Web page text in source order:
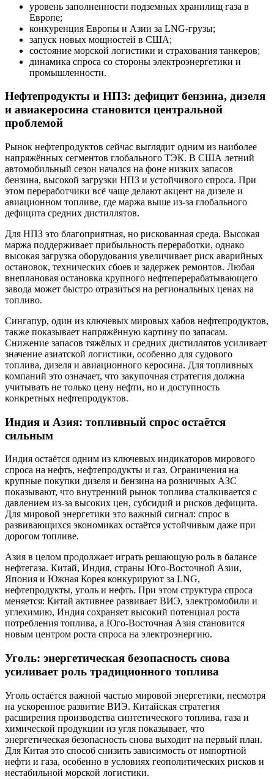
уровень заполненности подземных хранилищ газа в
Европе;
конкуренция Европы и Азии за LNG-грузы;
запуск новых мощностей в США;
состояние морской логистики и страхования танкеров;
динамика спроса со стороны электроэнергетики и
промышленности.
Нефтепродукты и НПЗ: дефицит бензина, дизеля
и авиакеросина становится центральной
проблемой
Рынок нефтепродуктов сейчас выглядит одним из наиболее
напряжённых сегментов глобального ТЭК. В США летний
автомобильный сезон начался на фоне низких запасов
бензина, высокой загрузки НПЗ и устойчивого спроса. При
этом переработчики всё чаще делают акцент на дизеле и
авиационном топливе, где маржа выше из-за глобального
дефицита средних дистиллятов.
Для НПЗ это благоприятная, но рискованная среда. Высокая
маржа поддерживает прибыльность переработки, однако
высокая загрузка оборудования увеличивает риск аварийных
остановок, технических сбоев и задержек ремонтов. Любая
внеплановая остановка крупного нефтеперерабатывающего
завода может быстро отразиться на региональных ценах на
топливо.
Сингапур, один из ключевых мировых хабов нефтепродуктов,
также показывает напряжённую картину по запасам.
Снижение запасов тяжёлых и средних дистиллятов усиливает
значение азиатской логистики, особенно для судового
топлива, дизеля и авиационного керосина. Для топливных
компаний это означает, что закупочная стратегия должна
учитывать не только цену нефти, но и доступность
конкретных нефтепродуктов.
Индия и Азия: топливный спрос остаётся
сильным
Индия остаётся одним из ключевых индикаторов мирового
спроса на нефть, нефтепродукты и газ. Ограничения на
крупные покупки дизеля и бензина на розничных АЗС
показывают, что внутренний рынок топлива сталкивается с
давлением из-за высоких цен, субсидий и рисков дефицита.
Для мировой энергетики это важный сигнал: спрос в
развивающихся экономиках остаётся устойчивым даже при
дорогом топливе.
Азия в целом продолжает играть решающую роль в балансе
нефтегаза. Китай, Индия, страны Юго-Восточной Азии,
Япония и Южная Корея конкурируют за LNG,
нефтепродукты, уголь и нефть. При этом структура спроса
меняется: Китай активнее развивает ВИЭ, электромобили и
углехимию, Индия сохраняет высокий потенциал роста
потребления топлива, а Юго-Восточная Азия становится
новым центром роста спроса на электроэнергию.
Уголь: энергетическая безопасность снова
усиливает роль традиционного топлива
Уголь остаётся важной частью мировой энергетики, несмотря
на ускоренное развитие ВИЭ. Китайская стратегия
расширения производства синтетического топлива, газа и
химической продукции из угля показывает, что
энергетическая безопасность снова выходит на первый план.
Для Китая это способ снизить зависимость от импортной
нефти и газа, особенно в условиях геополитических рисков и
нестабильной морской логистики.